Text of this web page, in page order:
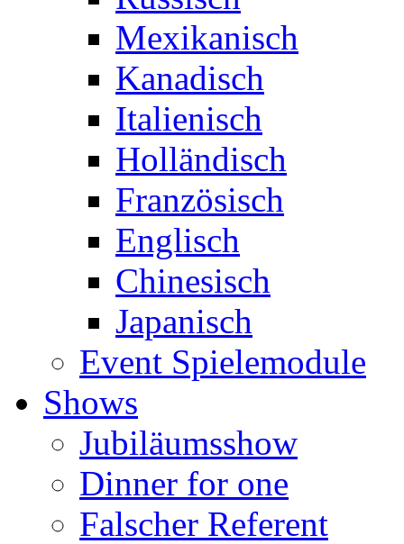
Mexikanisch
Kanadisch
Italienisch
Holländisch
Französisch
Englisch
Chinesisch
Japanisch
Event Spielemodule
Shows
Jubiläumsshow
Dinner for one
Falscher Referent